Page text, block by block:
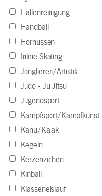
Hallenreinigung
Handball
Hornussen
Inline-Skating
Jonglieren/Artistik
Judo - Ju Jitsu
Jugendsport
Kampfsport/Kampfkunst
Kanu/Kajak
Kegeln
Kerzenziehen
Kinball
Klasseneislauf